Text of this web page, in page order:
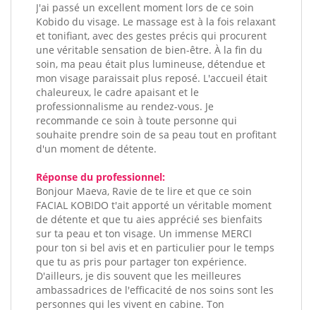
J'ai passé un excellent moment lors de ce soin
Kobido du visage. Le massage est à la fois relaxant
et tonifiant, avec des gestes précis qui procurent
une véritable sensation de bien-être. À la fin du
soin, ma peau était plus lumineuse, détendue et
mon visage paraissait plus reposé. L'accueil était
chaleureux, le cadre apaisant et le
professionnalisme au rendez-vous. Je
recommande ce soin à toute personne qui
souhaite prendre soin de sa peau tout en profitant
d'un moment de détente.
Réponse du professionnel:
Bonjour Maeva, Ravie de te lire et que ce soin
FACIAL KOBIDO t'ait apporté un véritable moment
de détente et que tu aies apprécié ses bienfaits
sur ta peau et ton visage. Un immense MERCI
pour ton si bel avis et en particulier pour le temps
que tu as pris pour partager ton expérience.
D'ailleurs, je dis souvent que les meilleures
ambassadrices de l'efficacité de nos soins sont les
personnes qui les vivent en cabine. Ton